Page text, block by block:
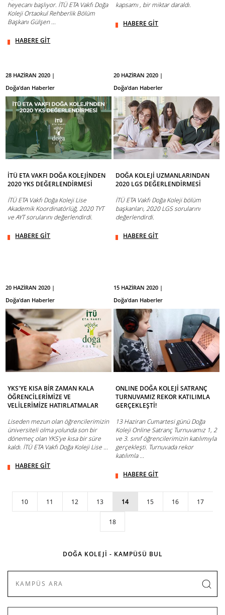
heyecanı başlıyor. İTÜ ETA Vakfı Doğa
Koleji Ortaokul Rehberlik Bölüm
Başkanı Gülşen ...
HABERE GİT
kapsamı , bir miktar daraldı.
HABERE GİT
28 HAZİRAN 2020 |
Doğa'dan Haberler
İTÜ ETA VAKFI DOĞA KOLEJİNDEN
2020 YKS DEĞERLENDİRMESİ
İTÜ ETA Vakfı Doğa Koleji Lise
Akademik Koordinatörlüğ, 2020 TYT
ve AYT sorularını değerlendirdi.
HABERE GİT
20 HAZİRAN 2020 |
Doğa'dan Haberler
DOĞA KOLEJİ UZMANLARINDAN
2020 LGS DEĞERLENDİRMESİ
İTÜ ETA Vakfı Doğa Koleji bölüm
başkanları, 2020 LGS sorularını
değerlendirdi.
HABERE GİT
20 HAZİRAN 2020 |
Doğa'dan Haberler
YKS'YE KISA BİR ZAMAN KALA
ÖĞRENCİLERİMİZE VE
VELİLERİMİZE HATIRLATMALAR
Liseden mezun olan öğrencilerimizin
üniversiteli olma yolunda son bir
dönemeç olan YKS’ye kısa bir süre
kaldı. İTÜ ETA Vakfı Doğa Koleji Lise ...
HABERE GİT
15 HAZİRAN 2020 |
Doğa'dan Haberler
ONLINE DOĞA KOLEJİ SATRANÇ
TURNUVAMIZ REKOR KATILIMLA
GERÇEKLEŞTİ!
13 Haziran Cumartesi günü Doğa
Koleji Online Satranç Turnuvamız 1, 2
ve 3. sınıf öğrencilerimizin katılımıyla
gerçekleşti. Turnuvada rekor
katılımla ...
HABERE GİT
10 11 12 13 14 15 16 17
18
DOĞA KOLEJİ - KAMPÜSÜ BUL